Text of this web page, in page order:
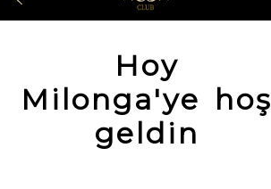
Hoy
Milonga'ye hoş
geldin